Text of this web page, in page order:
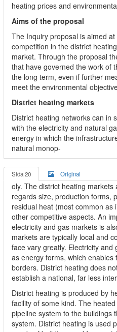
heating prices and
Aims of the proposal
The Inquiry proposal is aimed
competition in the district
market. Through the proposal
that have governed the work of
the long term, even if further
meet the environmental
District heating markets
District heating networks can in
with the electricity and natural
energy in which the
natural monop-
Sida 20 Original
oly. The district heating markets
regards size, production forms,
residual heat (most common as
other competitive aspects. An
electricity and gas markets is
markets are typically local and
face vary greatly. Electricity
as energy forms, which
borders. District heating does
establish a national, far less
District heating is produced by
facility of some kind. The
pipeline system to the buildings
system. District heating is used